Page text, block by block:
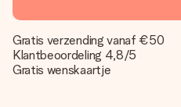
Gratis verzending vanaf €50
Klantbeoordeling 4,8/5
Gratis wenskaartje